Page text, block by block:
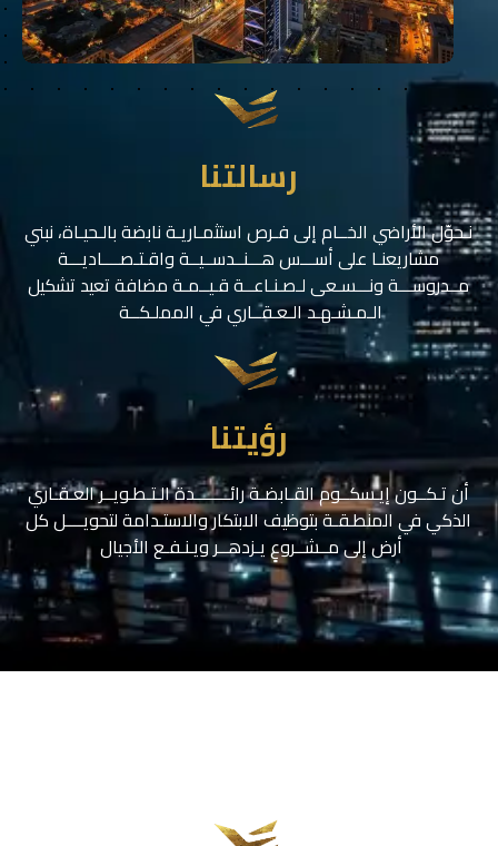
رسالتنا
نـحوّل الأراضي الخــام إلى فـرص استثمـاريـة نابضة بالـحيـاة، نبني
مشاريعنـا على أســـس هـــنــدســيــة واقـتـصــــاديـــة
مــدروســـة ونـــسـعى لـصـنـاعــة قـيــمـة مضافة تعيد تشكيل
الـمـشـهـد الـعـقــاري في المملـكــة
رؤيتنا
أن تـكــون إيـسكــوم القـابضـة رائــــــــدة الـتـطـويــر العـقـاري
الذكي في المنطـقـة بتوظيف الابتكار والاستـدامة لتحويــــل كل
أرض إلى مــشــروعٍ يـزدهــر ويـنـفـع الأجيال